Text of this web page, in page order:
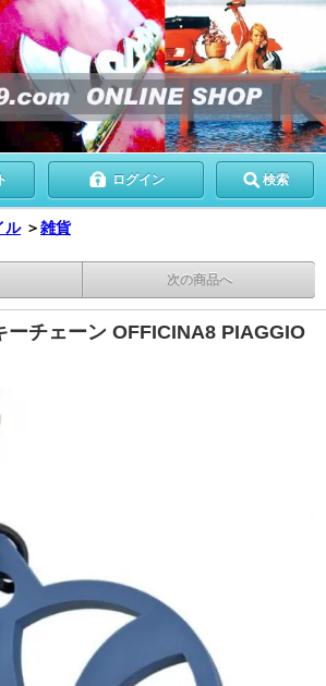
ログイン 検索
ル ＞雑貨
次の商品へ
ーチェーン OFFICINA8 PIAGGIO